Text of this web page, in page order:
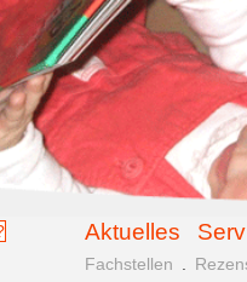
Aktuelles
Fachstellen